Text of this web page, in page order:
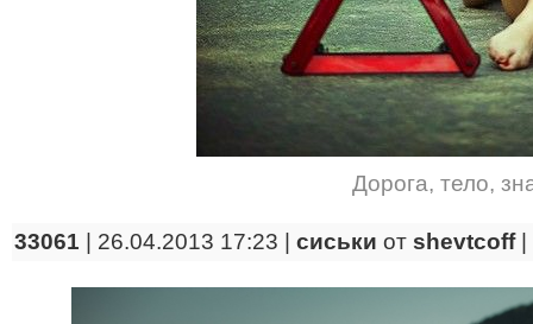
Дорога, тело,
33061 | 26.04.2013 17:23 | сиськи от shevtcoff|